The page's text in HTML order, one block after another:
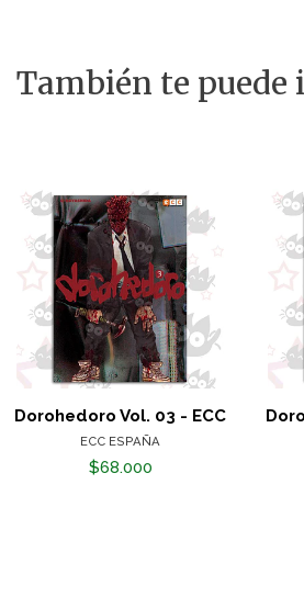
También te puede
Dorohedoro Vol. 03 - ECC
ECC ESPAÑA
$68.000